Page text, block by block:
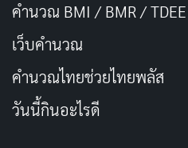
คำนวณ BMI / BMR / TDEE
เว็บคํานวณ
คํานวณไทยช่วยไทยพลัส
วันนี้กินอะไรดี